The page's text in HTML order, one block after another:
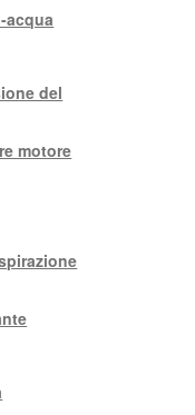
acqua
del
motore